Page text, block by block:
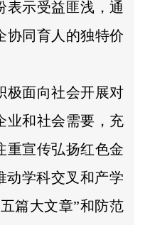
表示受益匪浅，通
协同育人的独特价
极面向社会开展对
业和社会需要，充
重宣传弘扬红色金
动学科交叉和产学
篇大文章”和防范